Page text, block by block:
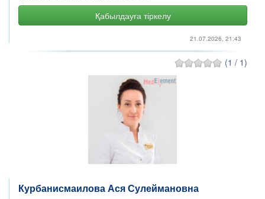
Қабылдауға тіркелу
21.07.2026, 21:43
(1 / 1)
Курбанисмаилова Ася Сулеймановна